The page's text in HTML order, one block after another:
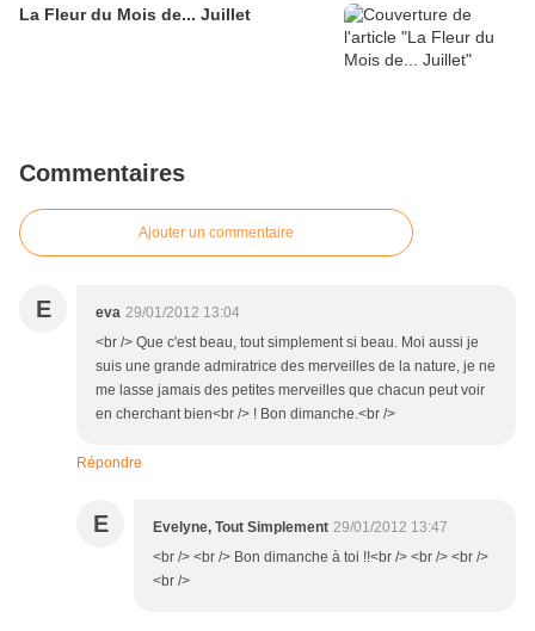
La Fleur du Mois de... Juillet
Commentaires
Ajouter un commentaire
E eva 29/01/2012 13:04
<br /> Que c'est beau, tout simplement si beau. Moi aussi je
suis une grande admiratrice des merveilles de la nature, je ne
me lasse jamais des petites merveilles que chacun peut voir
en cherchant bien<br /> ! Bon dimanche.<br />
Répondre
E Evelyne, Tout Simplement 29/01/2012 13:47
<br /> <br /> Bon dimanche à toi !!<br /> <br /> <br />
<br />